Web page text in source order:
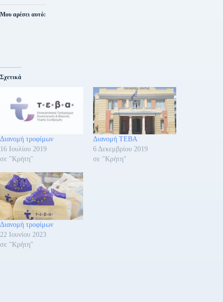
Μου αρέσει αυτό:
Σχετικά
Διανομή τροφίμων
16 Ιουλίου 2019
σε "Κρήτη"
Διανομή ΤΕΒΑ
6 Δεκεμβρίου 2019
σε "Κρήτη"
Διανομή τροφίμων
22 Ιουνίου 2023
σε "Κρήτη"